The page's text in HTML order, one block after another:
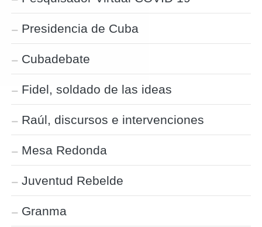
Presidencia de Cuba
Cubadebate
Fidel, soldado de las ideas
Raúl, discursos e intervenciones
Mesa Redonda
Juventud Rebelde
Granma